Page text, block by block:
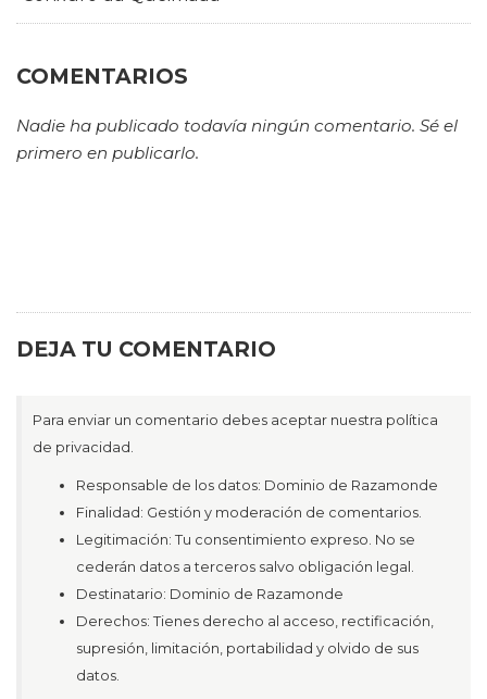
COMENTARIOS
Nadie ha publicado todavía ningún comentario. Sé el
primero en publicarlo.
DEJA TU COMENTARIO
Para enviar un comentario debes aceptar nuestra política
de privacidad.
Responsable de los datos: Dominio de Razamonde
Finalidad: Gestión y moderación de comentarios.
Legitimación: Tu consentimiento expreso. No se
cederán datos a terceros salvo obligación legal.
Destinatario: Dominio de Razamonde
Derechos: Tienes derecho al acceso, rectificación,
supresión, limitación, portabilidad y olvido de sus
datos.